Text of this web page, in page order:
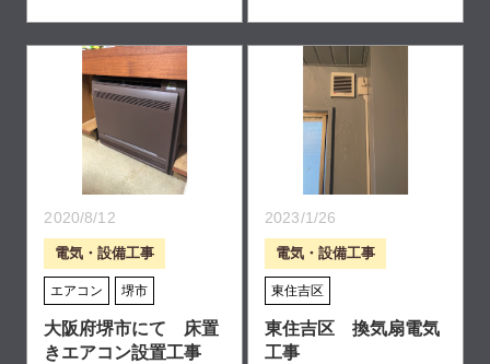
2020/8/12
電気・設備工事
エアコン 堺市
大阪府堺市にて 床置
きエアコン設置工事
2023/1/26
電気・設備工事
東住吉区
東住吉区 換気扇電気
工事